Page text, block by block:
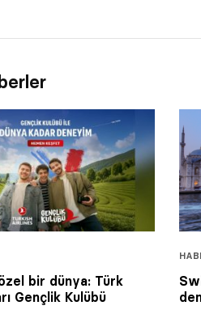
bir dünya: Türk
Gençlik Kulübü